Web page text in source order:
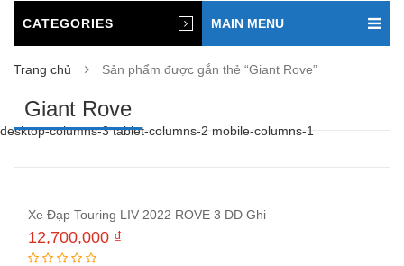
CATEGORIES MAIN MENU
Trang chủ Sản phẩm được gắn thẻ “Giant Rove”
Giant Rove
desktop-columns-3 tablet-columns-2 mobile-columns-1
Xe Đạp Touring LIV 2022 ROVE 3 DD Ghi
12,700,000 ₫